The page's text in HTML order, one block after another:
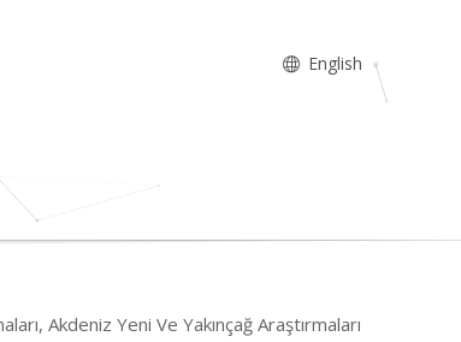
English
Akdeniz Yeni Ve Yakınçağ Araştırmaları